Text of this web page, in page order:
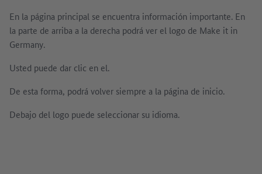
En la página principal se encuentra información importante. En
la parte de arriba a la derecha podrá ver el logo de Make it in
Germany.
Usted puede dar clic en el.
De esta forma, podrá volver siempre a la página de inicio.
Debajo del logo puede seleccionar su idioma.